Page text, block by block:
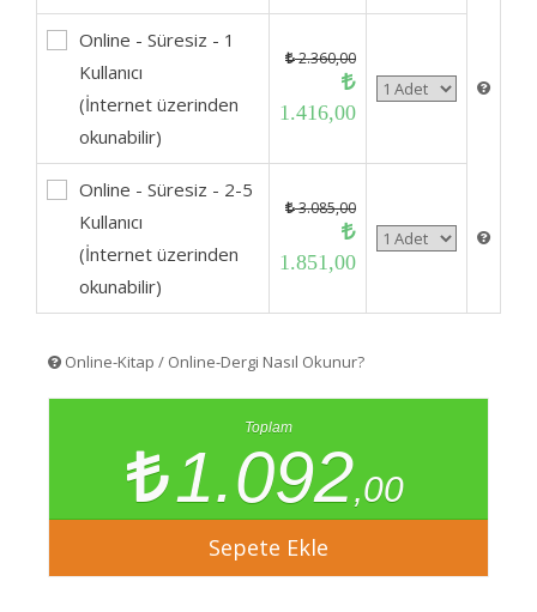
Online - Süresiz - 1
Kullanıcı
(İnternet üzerinden
okunabilir)
2.360,00
1.416,00
Online - Süresiz - 2-5
Kullanıcı
(İnternet üzerinden
okunabilir)
3.085,00
1.851,00
Online-Kitap / Online-Dergi Nasıl Okunur?
Toplam
1.092,00